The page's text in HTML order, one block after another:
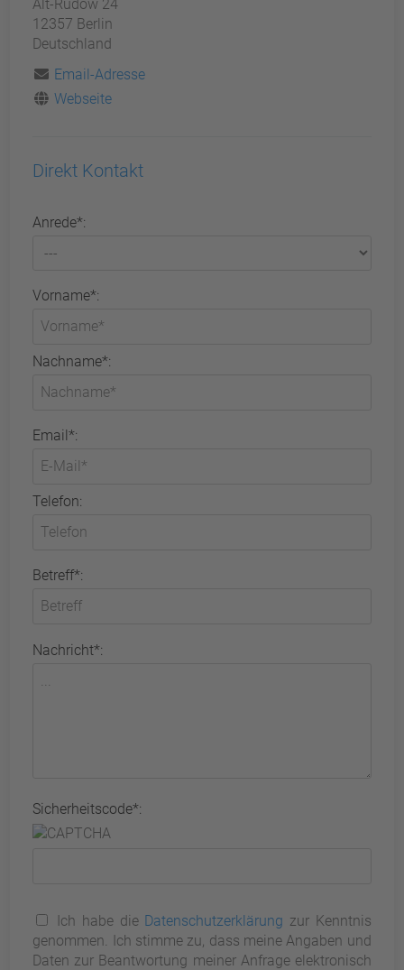
Alt-Rudow 24
12357 Berlin
Deutschland
Email-Adresse
Webseite
Direkt Kontakt
Anrede*:
Vorname*:
Nachname*:
Email*:
Telefon:
Betreff*:
Nachricht*:
Sicherheitscode*:
Ich habe die Datenschutzerklärung zur Kenntnis
genommen. Ich stimme zu, dass meine Angaben und
Daten zur Beantwortung meiner Anfrage elektronisch